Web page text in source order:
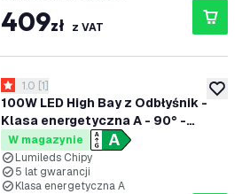
409zł z VAT
100W LED High Bay z Odbłyśnik -
Klasa energetyczna A - 90° -
192lm/W - 6000K - IP65 -
Możliwość przyciemniania
otwórz panel recenzji
1 Gwiazdki oceny
1.0 [1]
W magazynie
Lumileds Chipy
5 lat gwarancji
Klasa energetyczna A